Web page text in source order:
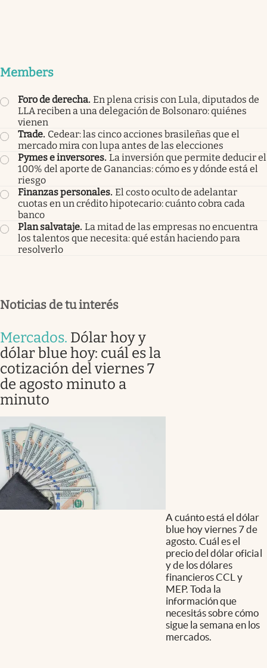
Members
Foro de derecha. En plena crisis con Lula, diputados de
LLA reciben a una delegación de Bolsonaro: quiénes
vienen
Trade. Cedear: las cinco acciones brasileñas que el
mercado mira con lupa antes de las elecciones
Pymes e inversores. La inversión que permite deducir el
100% del aporte de Ganancias: cómo es y dónde está el
riesgo
Finanzas personales. El costo oculto de adelantar
cuotas en un crédito hipotecario: cuánto cobra cada
banco
Plan salvataje. La mitad de las empresas no encuentra
los talentos que necesita: qué están haciendo para
resolverlo
Noticias de tu interés
Mercados. Dólar hoy y
dólar blue hoy: cuál es la
cotización del viernes 7
de agosto minuto a
minuto
A cuánto está el dólar
blue hoy viernes 7 de
agosto. Cuál es el
precio del dólar oficial
y de los dólares
financieros CCL y
MEP. Toda la
información que
necesitás sobre cómo
sigue la semana en los
mercados.